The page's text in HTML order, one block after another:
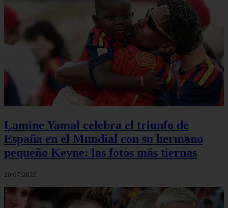
Lamine Yamal celebra el triunfo de
España en el Mundial con su hermano
pequeño Keyne: las fotos más tiernas
20/07/2026